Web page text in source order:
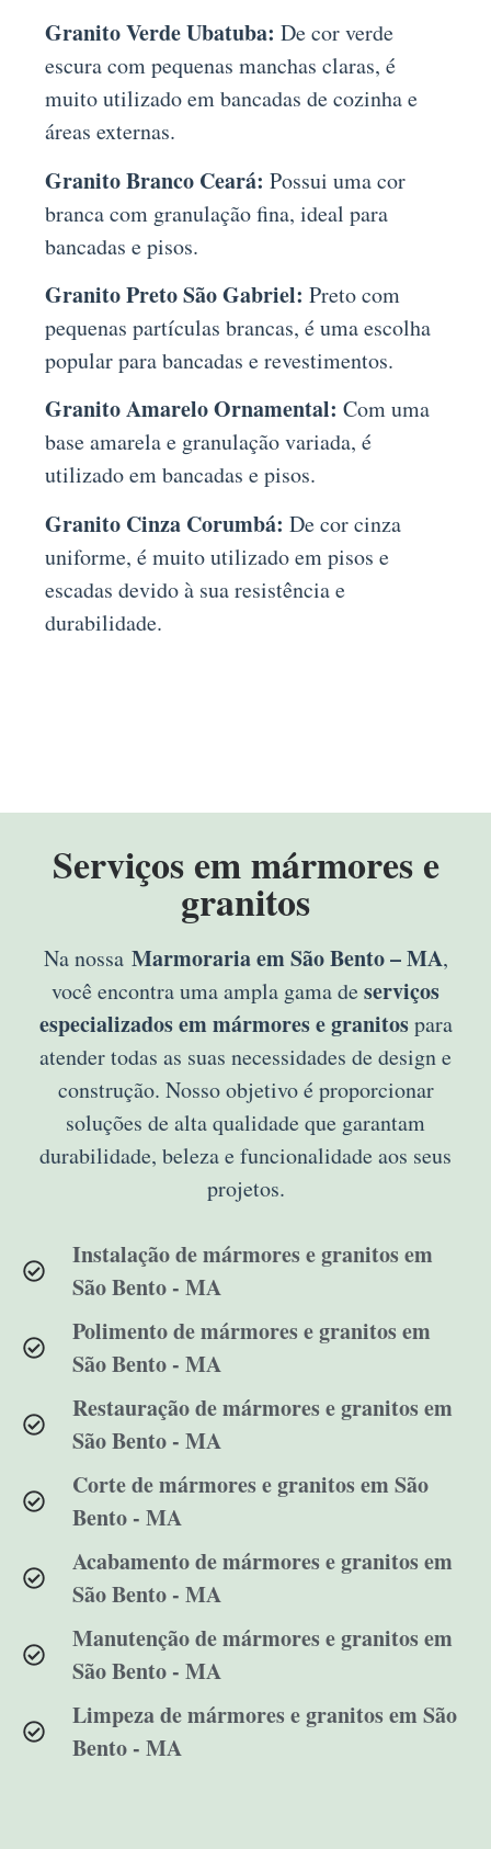
Granito Verde Ubatuba: De cor verde
escura com pequenas manchas claras, é
muito utilizado em bancadas de cozinha e
áreas externas.
Granito Branco Ceará: Possui uma cor
branca com granulação fina, ideal para
bancadas e pisos.
Granito Preto São Gabriel: Preto com
pequenas partículas brancas, é uma escolha
popular para bancadas e revestimentos.
Granito Amarelo Ornamental: Com uma
base amarela e granulação variada, é
utilizado em bancadas e pisos.
Granito Cinza Corumbá: De cor cinza
uniforme, é muito utilizado em pisos e
escadas devido à sua resistência e
durabilidade.
Serviços em mármores e
granitos
Na nossa Marmoraria em São Bento – MA,
você encontra uma ampla gama de serviços
especializados em mármores e granitospara
atender todas as suas necessidades de design e
construção. Nosso objetivo é proporcionar
soluções de alta qualidade que garantam
durabilidade, beleza e funcionalidade aos seus
projetos.
Instalação de mármores e granitos em
São Bento - MA
Polimento de mármores e granitos em
São Bento - MA
Restauração de mármores e granitos em
São Bento - MA
Corte de mármores e granitos em São
Bento - MA
Acabamento de mármores e granitos em
São Bento - MA
Manutenção de mármores e granitos em
São Bento - MA
Limpeza de mármores e granitos em São
Bento - MA